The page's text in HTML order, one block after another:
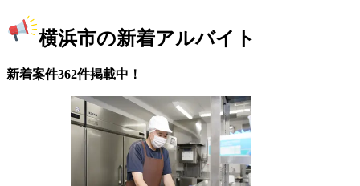
横浜市の新着アルバイト
新着案件362件掲載中！